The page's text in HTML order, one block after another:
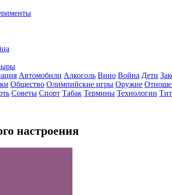
Автомобили Алкоголь Вино Война Дети
Общество Олимпийские игры Оружие
Советы Спорт Табак Термины Технологии
настроения